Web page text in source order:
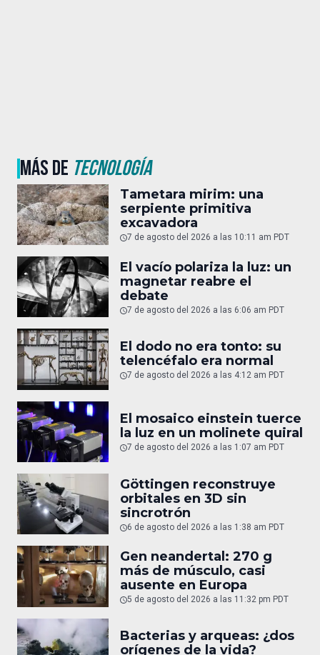
MÁS DE TECNOLOGÍA
Tametara mirim: una
serpiente primitiva
excavadora
7 de agosto del 2026 a las 10:11 am PDT
El vacío polariza la luz: un
magnetar reabre el
debate
7 de agosto del 2026 a las 6:06 am PDT
El dodo no era tonto: su
telencéfalo era normal
7 de agosto del 2026 a las 4:12 am PDT
El mosaico einstein tuerce
la luz en un molinete quiral
7 de agosto del 2026 a las 1:07 am PDT
Göttingen reconstruye
orbitales en 3D sin
sincrotrón
6 de agosto del 2026 a las 1:38 am PDT
Gen neandertal: 270 g
más de músculo, casi
ausente en Europa
5 de agosto del 2026 a las 11:32 pm PDT
Bacterias y arqueas: ¿dos
orígenes de la vida?